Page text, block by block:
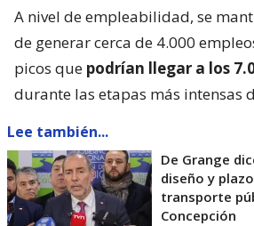
A nivel de empleabilidad, se
de generar cerca de 4.000
picos que podrían llegar a los
durante las etapas más intensas
Lee también...
De Grange
diseño y
transporte
Concepción